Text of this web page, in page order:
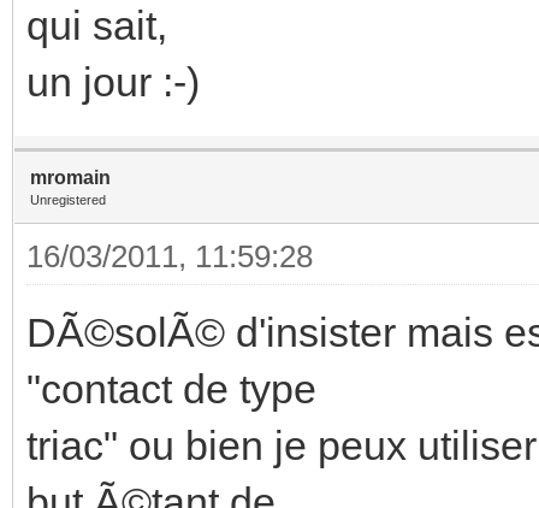
qui sait,
un jour :-)
mromain
Unregistered
16/03/2011, 11:59:28
DÃ©solÃ© d'insister mais
"contact de type
triac" ou bien je peux